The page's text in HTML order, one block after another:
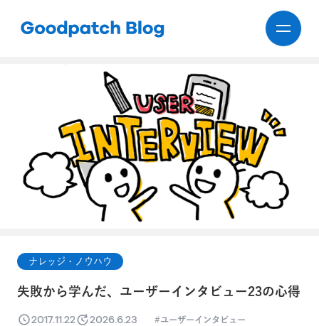
ナレッジ・ノウハウ
失敗から学んだ、ユーザーインタビュー23の心得
2017.11.22 2026.6.23 ユーザーインタビュー